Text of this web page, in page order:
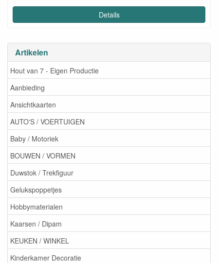
Artikelen
Hout van 7 - Eigen Productie
Aanbieding
Ansichtkaarten
AUTO'S / VOERTUIGEN
Baby / Motoriek
BOUWEN / VORMEN
Duwstok / Trekfiguur
Gelukspoppetjes
Hobbymaterialen
Kaarsen / Dipam
KEUKEN / WINKEL
Kinderkamer Decoratie
Details